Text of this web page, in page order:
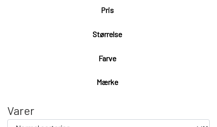
Pris
Størrelse
Farve
Mærke
Varer